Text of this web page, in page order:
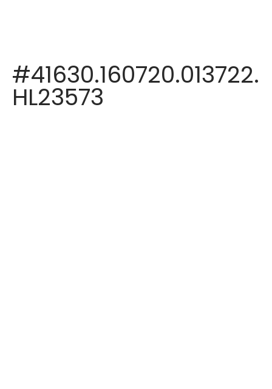
#41630.160720.013722.
HL23573